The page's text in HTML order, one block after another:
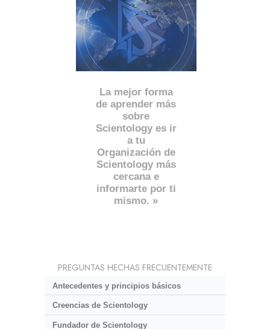
La mejor forma
de aprender más
sobre
Scientology es ir
a tu
Organización de
Scientology más
cercana e
informarte por ti
mismo. »
PREGUNTAS HECHAS FRECUENTEMENTE
Antecedentes y principios básicos
Creencias de Scientology
Fundador de Scientology